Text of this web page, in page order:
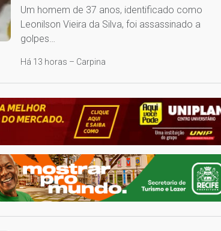
Um homem de 37 anos, identificado como
Leonilson Vieira da Silva, foi assassinado a
golpes…
Há 13 horas – Carpina